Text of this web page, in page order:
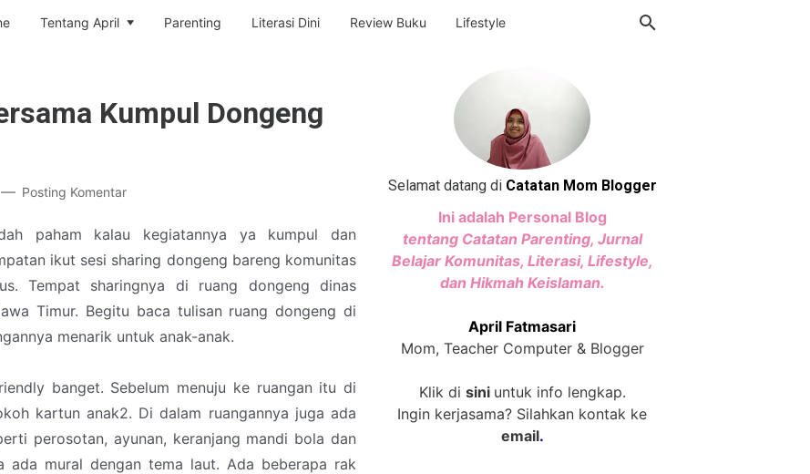
Tentang April Parenting Literasi Dini Review Buku Lifestyle
Kumpul Dongeng
Posting Komentar
paham kalau kegiatannya ya kumpul dan
ikut sesi sharing dongeng bareng komunitas
Tempat sharingnya di ruang dongeng dinas
Timur. Begitu baca tulisan ruang dongeng di
menarik untuk anak-anak.
banget. Sebelum menuju ke ruangan itu di
kartun anak2. Di dalam ruangannya juga ada
perosotan, ayunan, keranjang mandi bola dan
ada mural dengan tema laut. Ada beberapa rak
Selamat datang di Catatan Mom Blogger
Ini adalah Personal Blog
tentang Catatan Parenting, Jurnal
Belajar Komunitas, Literasi, Lifestyle,
dan Hikmah Keislaman.
April Fatmasari
Mom, Teacher Computer & Blogger
Klik di sini untuk info lengkap.
Ingin kerjasama? Silahkan kontak ke
email.